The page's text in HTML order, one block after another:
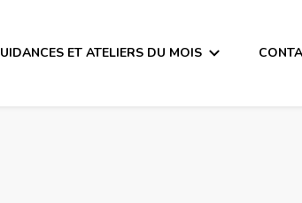
ET ATELIERS DU MOIS